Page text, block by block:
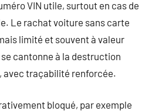
VIN utile, surtout en cas de
Le rachat voiture sans carte
limité et souvent à valeur
cantonne à la destruction
avec traçabilité renforcée.
bloqué, par exemple